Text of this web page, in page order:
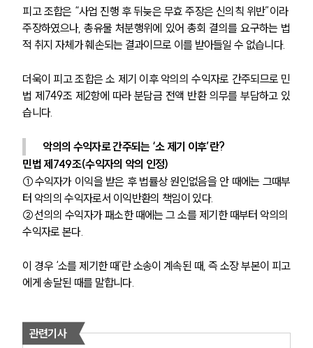
피고 조합은 “사업 진행 후 뒤늦은 무효 주장은 신의칙 위반”이라
주장하였으나, 총유물 처분행위에 있어 총회 결의를 요구하는 법
적 취지 자체가 훼손되는 결과이므로 이를 받아들일 수 없습니다.
더욱이 피고 조합은 소 제기 이후 악의의 수익자로 간주되므로 민
법 제749조 제2항에 따라 분담금 전액 반환 의무를 부담하고 있
습니다.
악의의 수익자로 간주되는 ‘소 제기 이후’란?
민법 제749조(수익자의 악의 인정)
①수익자가 이익을 받은 후 법률상 원인없음을 안 때에는 그때부
터 악의의 수익자로서 이익반환의 책임이 있다.
②선의의 수익자가 패소한 때에는 그 소를 제기한 때부터 악의의
수익자로 본다.
이 경우 ‘소를 제기한 때’란 소송이 계속된 때, 즉 소장 부본이 피고
에게 송달된 때를 말합니다.
관련기사